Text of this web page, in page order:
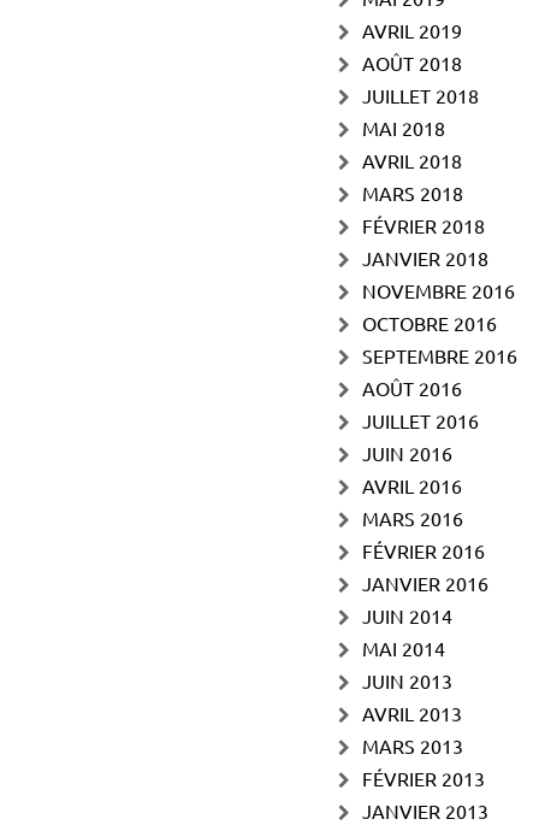
AVRIL 2019
AOÛT 2018
JUILLET 2018
MAI 2018
AVRIL 2018
MARS 2018
FÉVRIER 2018
JANVIER 2018
NOVEMBRE 2016
OCTOBRE 2016
SEPTEMBRE 2016
AOÛT 2016
JUILLET 2016
JUIN 2016
AVRIL 2016
MARS 2016
FÉVRIER 2016
JANVIER 2016
JUIN 2014
MAI 2014
JUIN 2013
AVRIL 2013
MARS 2013
FÉVRIER 2013
JANVIER 2013